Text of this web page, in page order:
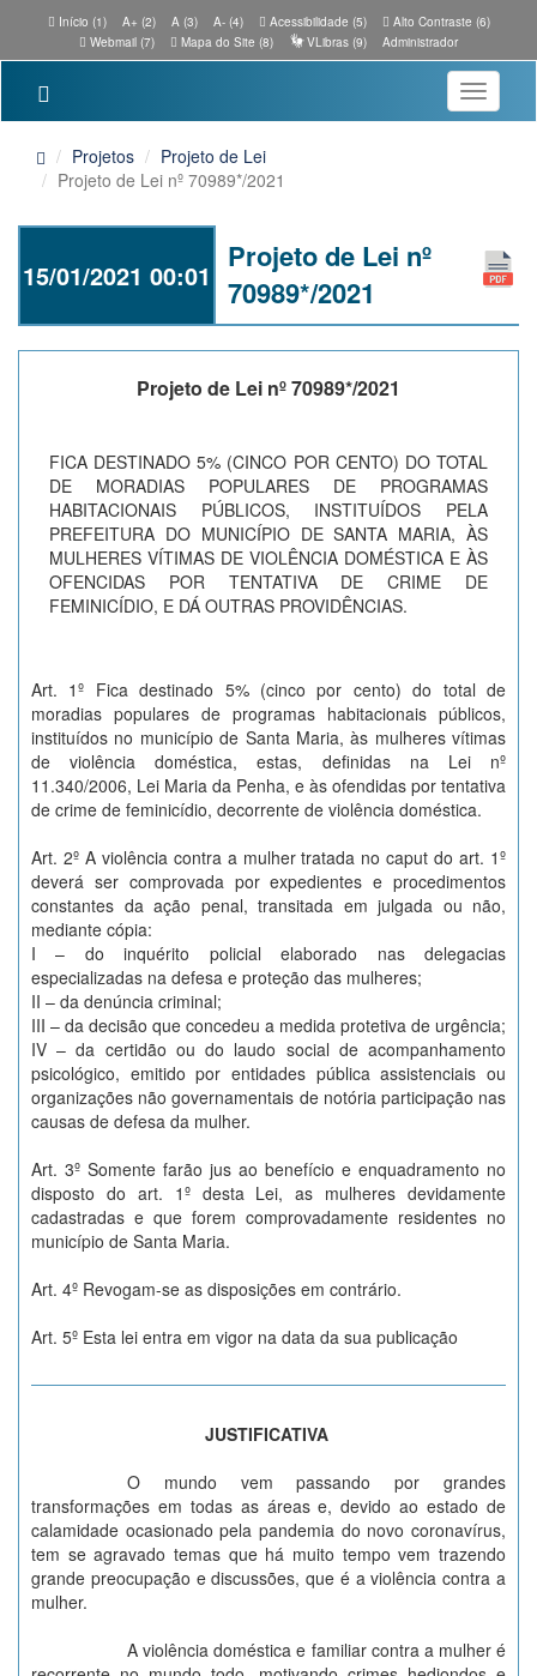
Início (1) A+ (2) A (3) A- (4) Acessibilidade (5)
Alto Contraste (6)
Webmail (7)
Mapa do Site (8) VLibras (9) Administrador
Toggle
Projetos
Projeto de Lei
Projeto de Lei nº 70989*/2021
15/01/2021 00:01
Projeto de Lei nº
70989*/2021
Projeto de Lei nº 70989*/2021
FICA DESTINADO 5% (CINCO POR CENTO) DO TOTAL
DE MORADIAS POPULARES DE PROGRAMAS
HABITACIONAIS PÚBLICOS, INSTITUÍDOS PELA
PREFEITURA DO MUNICÍPIO DE SANTA MARIA, ÀS
MULHERES VÍTIMAS DE VIOLÊNCIA DOMÉSTICA E ÀS
OFENCIDAS POR TENTATIVA DE CRIME DE
FEMINICÍDIO, E DÁ OUTRAS PROVIDÊNCIAS.
Art. 1º Fica destinado 5% (cinco por cento) do total de
moradias populares de programas habitacionais públicos,
instituídos no município de Santa Maria, às mulheres vítimas
de violência doméstica, estas, definidas na Lei nº
11.340/2006, Lei Maria da Penha, e às ofendidas por tentativa
de crime de feminicídio, decorrente de violência doméstica.
Art. 2º A violência contra a mulher tratada no caput do art. 1º
deverá ser comprovada por expedientes e procedimentos
constantes da ação penal, transitada em julgada ou não,
mediante cópia:
I – do inquérito policial elaborado nas delegacias
especializadas na defesa e proteção das mulheres;
II – da denúncia criminal;
III – da decisão que concedeu a medida protetiva de urgência;
IV – da certidão ou do laudo social de acompanhamento
psicológico, emitido por entidades pública assistenciais ou
organizações não governamentais de notória participação nas
causas de defesa da mulher.
Art. 3º Somente farão jus ao benefício e enquadramento no
disposto do art. 1º desta Lei, as mulheres devidamente
cadastradas e que forem comprovadamente residentes no
município de Santa Maria.
Art. 4º Revogam-se as disposições em contrário.
Art. 5º Esta lei entra em vigor na data da sua publicação
JUSTIFICATIVA
O mundo vem passando por grandes
transformações em todas as áreas e, devido ao estado de
calamidade ocasionado pela pandemia do novo coronavírus,
tem se agravado temas que há muito tempo vem trazendo
grande preocupação e discussões, que é a violência contra a
mulher.
A violência doméstica e familiar contra a mulher é